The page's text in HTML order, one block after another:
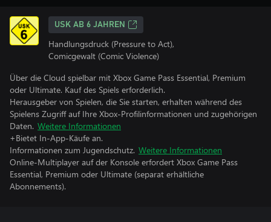
USK AB 6 JAHREN
Handlungsdruck (Pressure to Act),
Comicgewalt (Comic Violence)
Über die Cloud spielbar mit Xbox Game Pass Essential, Premium
oder Ultimate. Kauf des Spiels erforderlich.
Herausgeber von Spielen, die Sie starten, erhalten während des
Spielens Zugriff auf Ihre Xbox-Profilinformationen und zugehörigen
Daten. Weitere Informationen
+Bietet In-App-Käufe an.
Informationen zum Jugendschutz. Weitere Informationen
Online-Multiplayer auf der Konsole erfordert Xbox Game Pass
Essential, Premium oder Ultimate (separat erhältliche
Abonnements).